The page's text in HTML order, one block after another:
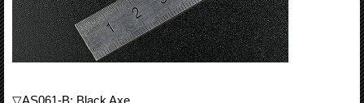
▽AS061-B: Black Axe